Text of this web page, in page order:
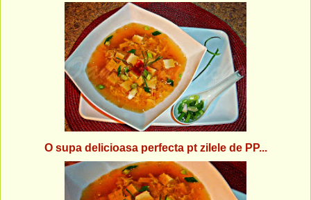
O supa delicioasa perfecta pt zilele de PP...